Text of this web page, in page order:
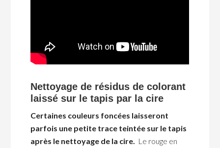
Nettoyage de résidus de colorant
laissé sur le tapis par la cire
Certaines couleurs foncées laisseront
parfois une petite trace teintée sur le tapis
après le nettoyage de la cire.
Le rouge en